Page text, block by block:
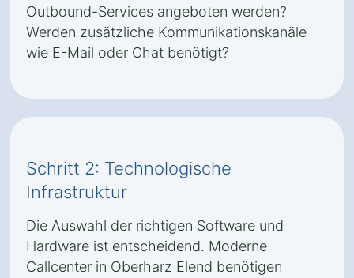
Outbound-Services angeboten werden?
Werden zusätzliche Kommunikationskanäle
wie E-Mail oder Chat benötigt?
Schritt 2: Technologische
Infrastruktur
Die Auswahl der richtigen Software und
Hardware ist entscheidend. Moderne
Callcenter in Oberharz Elend benötigen